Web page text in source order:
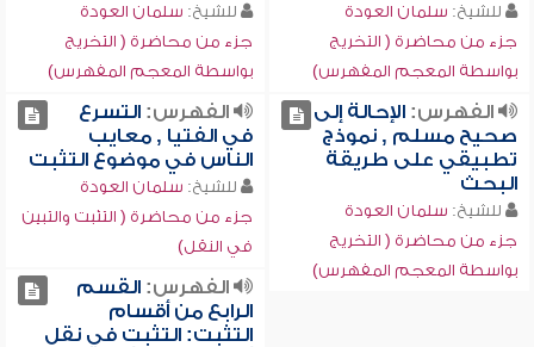
للشيخ: سلمان العودة
جزء من محاضرة ( التخريج
بواسطة المعجم المفهرس)
للشيخ: سلمان العودة
جزء من محاضرة ( التخريج
بواسطة المعجم المفهرس)
الفهرس:الإحالة إلى
صحيح مسلم , نموذج
تطبيقي على طريقة
البحث
للشيخ: سلمان العودة
جزء من محاضرة ( التخريج
بواسطة المعجم المفهرس)
الفهرس:التسرع
في الفتيا , معايب
الناس في موضوع التثبت
للشيخ: سلمان العودة
جزء من محاضرة ( التثبت والتبين
في النقل)
الفهرس:القسم
الرابع من أقسام
التثبت: التثبت في نقل